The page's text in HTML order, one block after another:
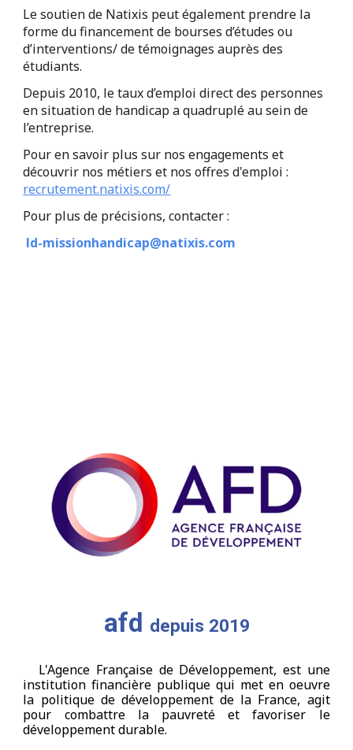
Le soutien de Natixis peut également prendre la
forme du financement de bourses d’études ou
d’interventions/ de témoignages auprès des
étudiants.
Depuis 2010, le taux d’emploi direct des personnes
en situation de handicap a quadruplé au sein de
l’entreprise.
Pour en savoir plus sur nos engagements et
découvrir nos métiers et nos offres d'emploi :
recrutement.natixis.com/
Pour plus de précisions, contacter :
ld-missionhandicap@natixis.com
afd depuis 2019
L'Agence Française de Développement, est une
institution financière publique qui met en oeuvre
la politique de développement de la France, agit
pour combattre la pauvreté et favoriser le
développement durable.